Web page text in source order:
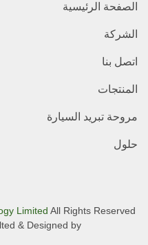
الصفحة الرئيسية
الشركة
اتصل بنا
المنتجات
مروحة تبريد السيارة
حلول
Limited All Rights Reserved.
& Designed by